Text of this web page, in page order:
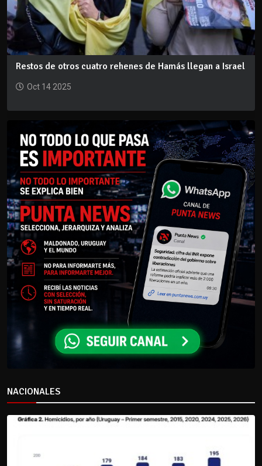
Restos de otros cuatro rehenes de Hamás llegan a Israel
Oct 14 2025
NACIONALES